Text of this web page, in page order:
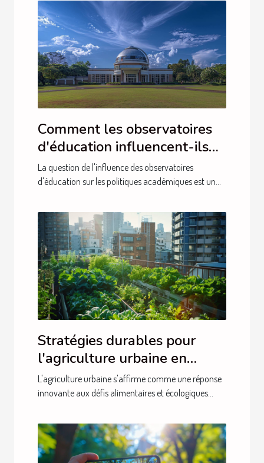
Comment les observatoires
d'éducation influencent-ils
les politiques académiques ?
La question de l'influence des observatoires
d'éducation sur les politiques académiques est un...
Stratégies durables pour
l'agriculture urbaine en
zones densément peuplées
L'agriculture urbaine s'affirme comme une réponse
innovante aux défis alimentaires et écologiques...